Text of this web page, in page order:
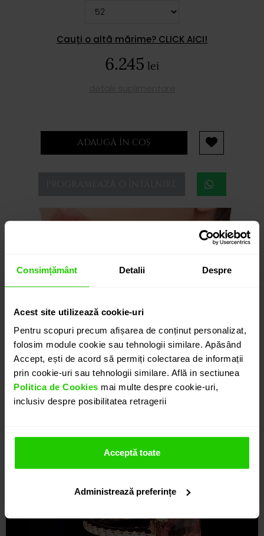
Consimțământ Detalii Despre
Acest site utilizează cookie-uri
Pentru scopuri precum afișarea de conținut personalizat,
folosim module cookie sau tehnologii similare. Apăsând
Accept, ești de acord să permiți colectarea de informații
prin cookie-uri sau tehnologii similare. Află in sectiunea
Politica de Cookies mai multe despre cookie-uri,
inclusiv despre posibilitatea retragerii
Acceptă toate
Administrează preferințe
Cauți o altă mărime? CLICK AICI!
6.245 lei
ADAUGĂ ÎN COȘ